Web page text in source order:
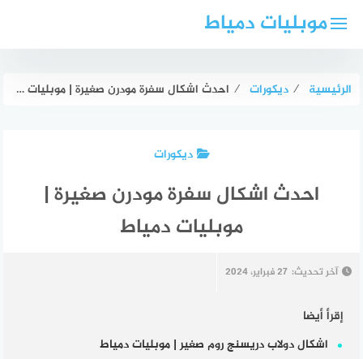
موبليات دمياط
الرئيسية ⁄ ديكورات ⁄ احدث اشكال سفرة مودرن صغيرة | موبليات دمياط
ديكورات
احدث اشكال سفرة مودرن صغيرة |
موبليات دمياط
آخر تحديث: 27 فبراير، 2024
إقرأ أيضا
اشكال دولاب دريسنج روم صغير | موبليات دمياط